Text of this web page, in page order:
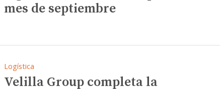
mes de septiembre
Logística
Velilla Group completa la